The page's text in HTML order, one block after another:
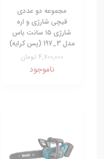
مجموعه دو عددی
قیچی شارژی و اره
شارژی ۱۵ سانت باس
مدل 3_197 (پس کرایه)
4,700,000 تومان
ناموجود